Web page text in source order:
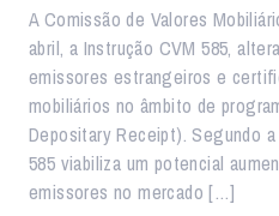
A Comissão de Valores
abril, a Instrução CVM 585,
emissores estrangeiros e
mobiliários no âmbito de
Depositary Receipt). Segundo
585 viabiliza um potencial
emissores no mercado […]